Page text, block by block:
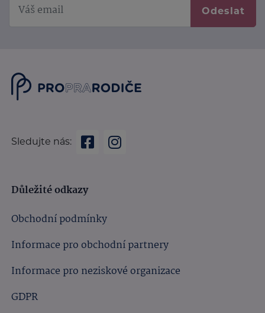
Odeslat
Sledujte nás:
Důležité odkazy
Obchodní podmínky
Informace pro obchodní partnery
Informace pro neziskové organizace
GDPR